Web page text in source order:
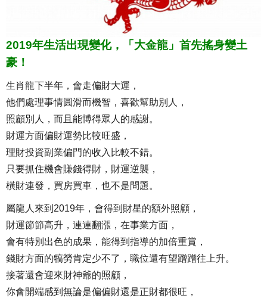
2019年生活出現變化，「大金龍」首先搖身變土
豪！
生肖龍下半年，會走偏財大運，
他們處理事情圓滑而機智，喜歡幫助別人，
照顧別人，而且能博得眾人的感謝。
財運方面偏財運勢比較旺盛，
理財投資副業偏門的收入比較不錯。
只要抓住機會賺錢得財，財運逆襲，
橫財連發，買房買車，也不是問題。
屬龍人來到2019年，會得到財星的額外照顧，
財運節節高升，連連翻漲，在事業方面，
會有特別出色的成果，能得到指導的加倍重賞，
錢財方面的犒勞肯定少不了，職位還有望蹭蹭往上升。
接著還會迎來財神爺的照顧，
你會開端感到無論是偏偏財還是正財都很旺，